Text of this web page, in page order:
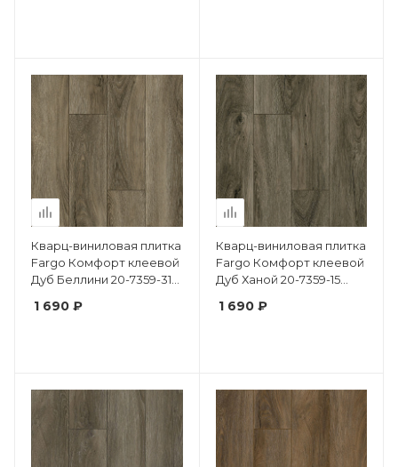
Кварц-виниловая плитка
Fargo Комфорт клеевой
Дуб Беллини 20-7359-31
1 690 ₽
Кварц-виниловая плитка
Fargo Комфорт клеевой
Дуб Ханой 20-7359-15
1 690 ₽